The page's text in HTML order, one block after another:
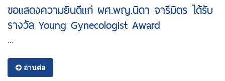
ขอแสดงความยินดีแก่ ผศ.พญ.นิดา จารีมิตร ได้รับ
รางวัล Young Gynecologist Award
อ่านต่อ